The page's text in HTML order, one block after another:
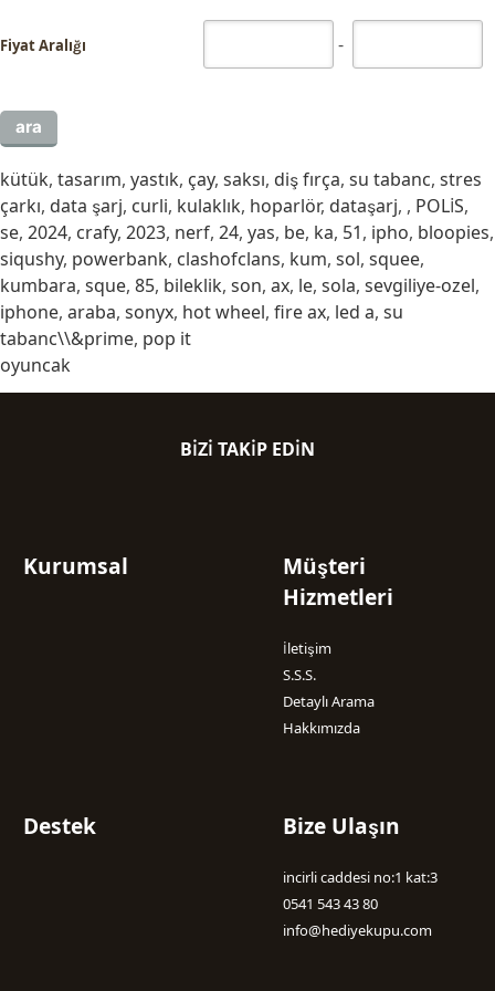
Fiyat Aralığı -
kütük, tasarım, yastık, çay, saksı, diş fırça, su tabanc, stres
çarkı, data şarj, curli, kulaklık, hoparlör, dataşarj, , POLİS,
se, 2024, crafy, 2023, nerf, 24, yas, be, ka, 51 , ipho, bloopies,
siqushy, powerbank, clashofclans, kum, sol, squee,
kumbara, sque, 85, bileklik, son, ax, le, sola, sevgiliye-ozel,
iphone, araba, sonyx, hot wheel, fire ax, led a, su
tabanc\\&prime, pop it
oyuncak
BIZI TAKIP EDIN
Kurumsal
Müşteri
Hizmetleri
İletişim
S.S.S.
Detaylı Arama
Hakkımızda
Destek Bize Ulaşın
incirli caddesi no:1 kat:3
0541 543 43 80
info@hediyekupu.com